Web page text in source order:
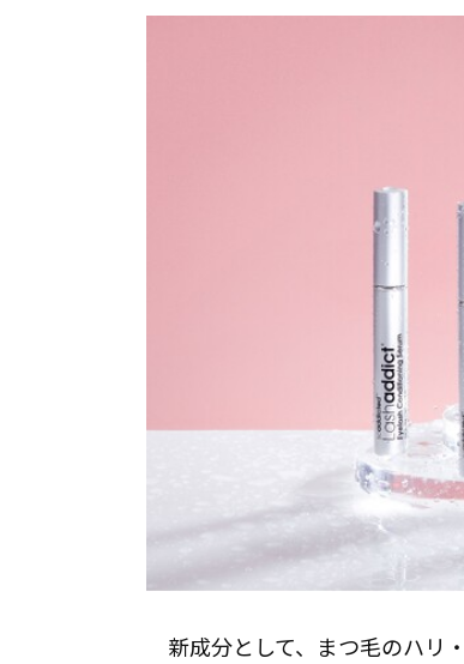
新成分として、まつ毛のハリ